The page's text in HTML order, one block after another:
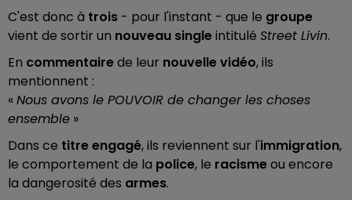
C'est donc à trois - pour l'instant - que le groupe
vient de sortir un nouveau singleintitulé Street Livin.
En commentairede leur nouvelle vidéo, ils
mentionnent :
«Nous avons le POUVOIR de changer les choses
ensemble »
Dans ce titreengagé, ils reviennent sur l'immigration,
le comportement de la police, le racismeou encore
la dangerosité des armes.